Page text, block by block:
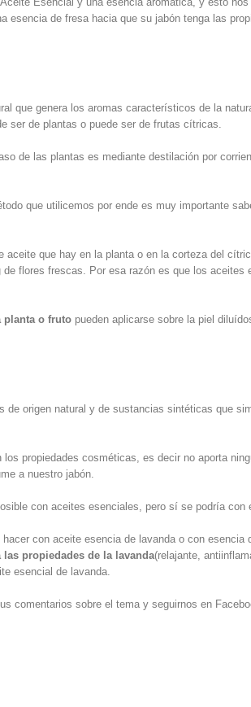
esencia de fresa hacia que su jabón tenga las
que genera los aromas característicos de la
ser de plantas o puede ser de frutas cítricas.
de las plantas es mediante destilación por
que utilicemos por ende es muy importante
aceite que hay en la planta o en la corteza del
flores frescas. Por esa razón es que los aceites
planta o frutopueden aplicarse sobre la piel
origen natural y de sustancias sintéticas que
propiedades cosméticas, es decir no aporta
a nuestro jabón.
con aceites esenciales, pero sí se podría con
con aceite esencia de lavanda o con esencia
las propiedades de la lavanda(relajante,
esencial de lavanda.
comentarios sobre el tema y seguirnos en